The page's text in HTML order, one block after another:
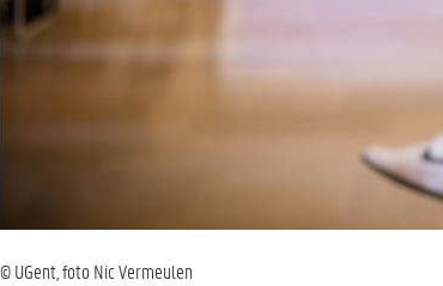
© UGent, foto Nic Vermeulen